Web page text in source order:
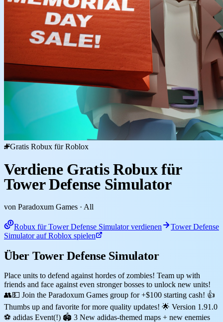
Gratis Robux für Roblox
Verdiene Gratis Robux für
Tower Defense Simulator
von Paradoxum Games · All
Robux für Tower Defense Simulator verdienen
Tower Defense
Simulator auf Roblox spielen
Über Tower Defense Simulator
Place units to defend against hordes of zombies! Team up with
friends and face against even stronger bosses to unlock new units!
👥💵 Join the Paradoxum Games group for +$100 starting cash! 👍
Thumbs up and favorite for more quality updates! 🌟 Version 1.91.0
⚽ adidas Event(!) 🏟️ 3 New adidas-themed maps + new enemies